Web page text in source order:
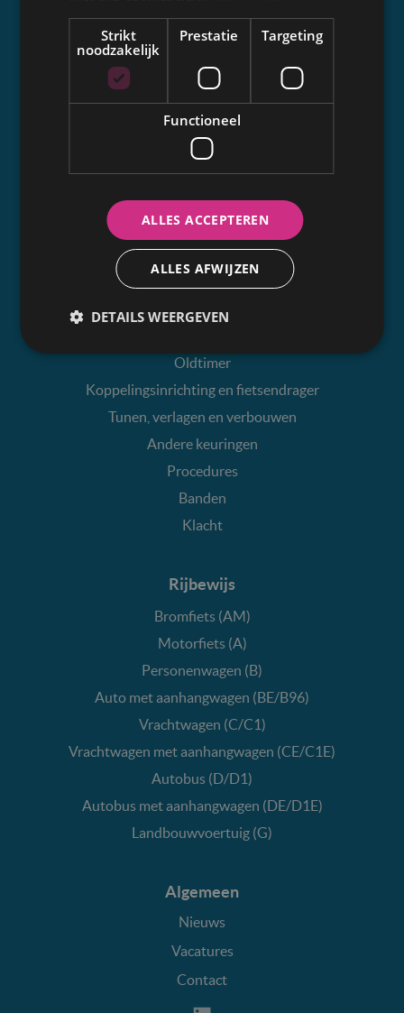
Samenwerking
Communicatie
Autokeuring
Wanneer en hoe vaak?
Keuringscentra
Goed voorbereid
Controlepunten
Resultaat en keuringsbewijs
Herkeuring
Oldtimer
Koppelingsinrichting en fietsendrager
Tunen, verlagen en verbouwen
Andere keuringen
Procedures
Banden
Klacht
Rijbewijs
Bromfiets (AM)
Motorfiets (A)
Personenwagen (B)
Auto met aanhangwagen (BE/B96)
Vrachtwagen (C/C1)
Vrachtwagen met aanhangwagen (CE/C1E)
Autobus (D/D1)
Autobus met aanhangwagen (DE/D1E)
Landbouwvoertuig (G)
Algemeen
Nieuws
Vacatures
Contact
Strikt
noodzakelijk
Prestatie Targeting
Functioneel
ALLES ACCEPTEREN
ALLES AFWIJZEN
DETAILS WEERGEVEN